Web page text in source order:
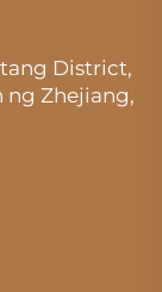
District,
ng Zhejiang,